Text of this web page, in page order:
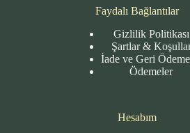
Faydalı Bağlantılar
Gizlilik Politikası
Şartlar &
İade ve Geri
Ödemeler
Hesabım